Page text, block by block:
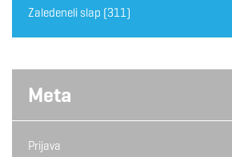
Zaledeneli slap (311)
Meta
Prijava